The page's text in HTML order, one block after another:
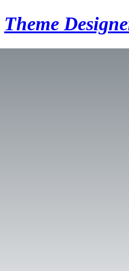
Theme